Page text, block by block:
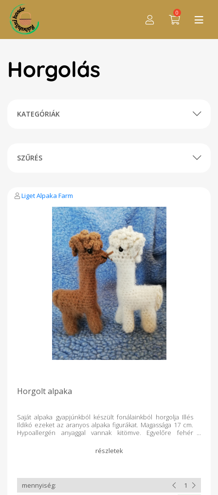
0
Horgolás
KATEGÓRIÁK
SZŰRÉS
Liget Alpaka Farm
Horgolt alpaka
Saját alpaka gyapjúnkból készült fonálainkból horgolja Illés
Ildikó ezeket az aranyos alpaka figurákat. Magassága 17 cm.
Hypoallergén anyaggal vannak kitömve. Egyelőre fehér